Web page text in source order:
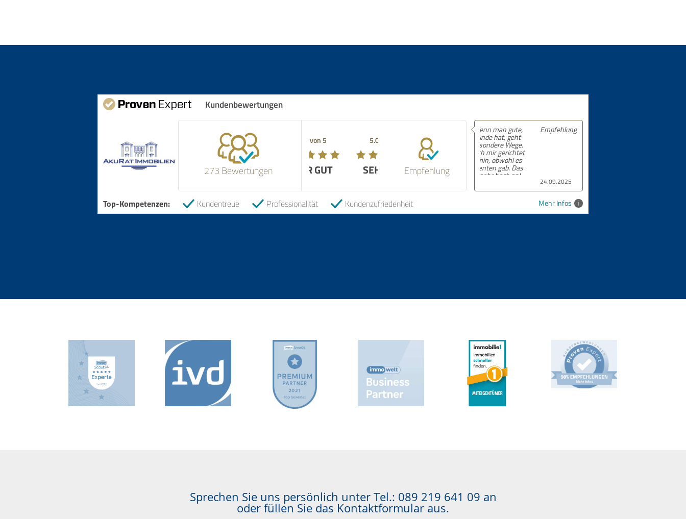
Kundenbewertungen
273 Bewertungen SEHR GUT Empfehlung
Empfehlung! 5 von 5 Sternen.
Mehr Infos
Top-Kompetenzen: Kundentreue Professionalität Kundenzufriedenheit
Sprechen Sie uns persönlich unter Tel.: 089 219 641 09 an
oder füllen Sie das Kontaktformular aus.